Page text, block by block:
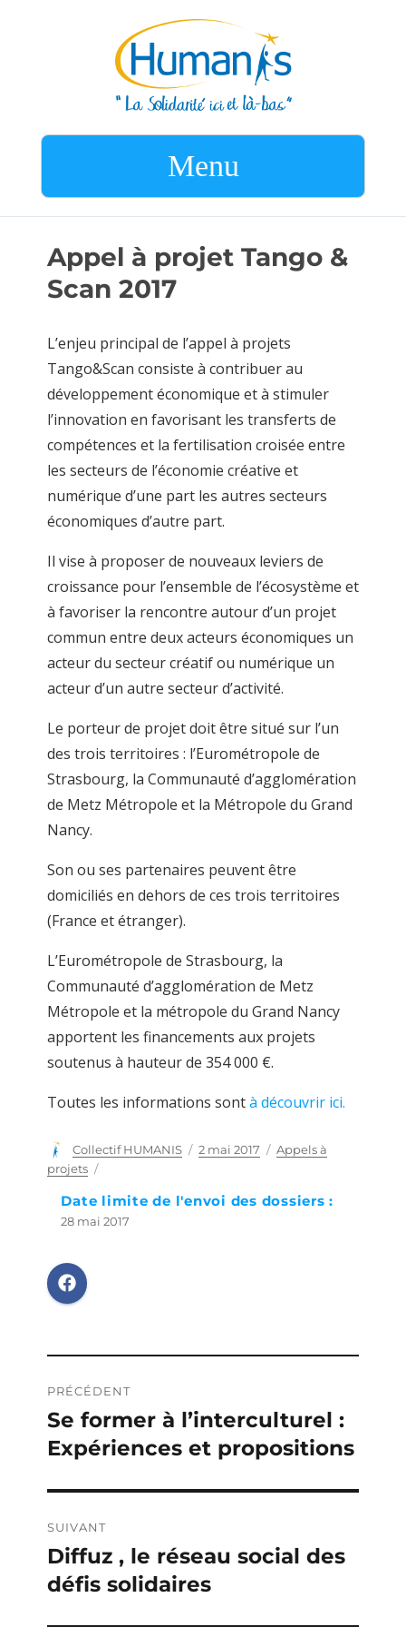
Menu
Appel à projet Tango &
Scan 2017
L’enjeu principal de l’appel à projets
Tango&Scan consiste à contribuer au
développement économique et à stimuler
l’innovation en favorisant les transferts de
compétences et la fertilisation croisée entre
les secteurs de l’économie créative et
numérique d’une part les autres secteurs
économiques d’autre part.
Il vise à proposer de nouveaux leviers de
croissance pour l’ensemble de l’écosystème et
à favoriser la rencontre autour d’un projet
commun entre deux acteurs économiques un
acteur du secteur créatif ou numérique un
acteur d’un autre secteur d’activité.
Le porteur de projet doit être situé sur l’un
des trois territoires : l’Eurométropole de
Strasbourg, la Communauté d’agglomération
de Metz Métropole et la Métropole du Grand
Nancy.
Son ou ses partenaires peuvent être
domiciliés en dehors de ces trois territoires
(France et étranger).
L’Eurométropole de Strasbourg, la
Communauté d’agglomération de Metz
Métropole et la métropole du Grand Nancy
apportent les financements aux projets
soutenus à hauteur de 354 000 €.
Toutes les informations sontà découvrir ici.
Auteur
Collectif HUMANIS
Publié
2 mai 2017 Catégories
Appels à
projets
Date limite de l'envoi des dossiers :
28 mai 2017
de
l’article
PRÉCÉDENT
Publication
précédente :
Se former à l’interculturel :
Expériences et propositions
SUIVANT
Publication
suivante :
Diffuz , le réseau social des
défis solidaires